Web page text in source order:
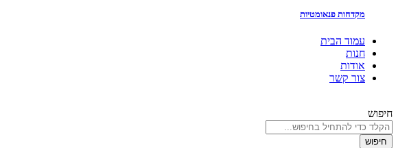
מקדחות פנאומטיות
עמוד הבית
חנות
אודות
צור קשר
חיפוש
חיפוש